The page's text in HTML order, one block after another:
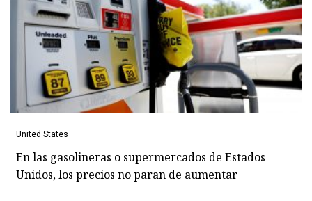
United States
En las gasolineras o supermercados de Estados
Unidos, los precios no paran de aumentar